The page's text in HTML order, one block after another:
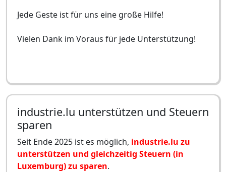
Jede Geste ist für uns eine große Hilfe!
Vielen Dank im Voraus für jede Unterstützung!
industrie.lu unterstützen und Steuern
sparen
Seit Ende 2025 ist es möglich, industrie.lu zu
unterstützen und gleichzeitig Steuern (in
Luxemburg) zu sparen.